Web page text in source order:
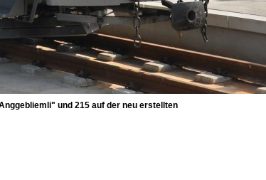
und 215 auf der neu erstellten